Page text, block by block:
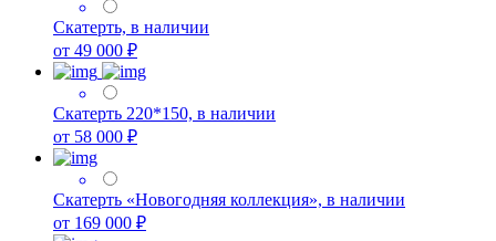
Скатерть, в наличии
от 49 000 ₽
Скатерть 220*150, в наличии
от 58 000 ₽
Скатерть «Новогодняя коллекция», в наличии
от 169 000 ₽